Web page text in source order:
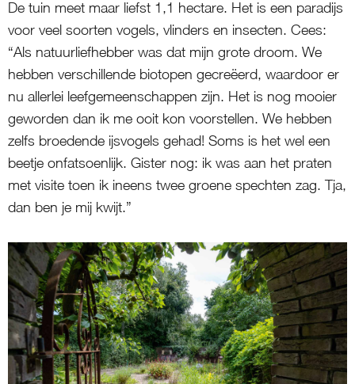
De tuin meet maar liefst 1,1 hectare. Het is een paradijs
voor veel soorten vogels, vlinders en insecten. Cees:
“Als natuurliefhebber was dat mijn grote droom. We
hebben verschillende biotopen gecreëerd, waardoor er
nu allerlei leefgemeenschappen zijn. Het is nog mooier
geworden dan ik me ooit kon voorstellen. We hebben
zelfs broedende ijsvogels gehad! Soms is het wel een
beetje onfatsoenlijk. Gister nog: ik was aan het praten
met visite toen ik ineens twee groene spechten zag. Tja,
dan ben je mij kwijt.”